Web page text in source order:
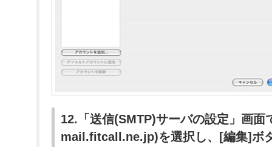
12.「送信(SMTP)サーバの設定」画面
mail.fitcall.ne.jp)を選択し、[編集]ボ